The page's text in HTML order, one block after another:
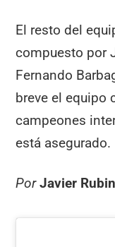
El resto del
compuesto por
Fernando
breve el equipo
campeones
está asegurado.
Por Javier